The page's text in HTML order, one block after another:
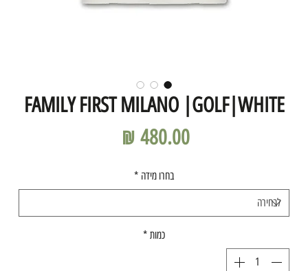
FAMILY FIRST MILANO |GOLF|WHITE
בחרו מידה *
כמות *